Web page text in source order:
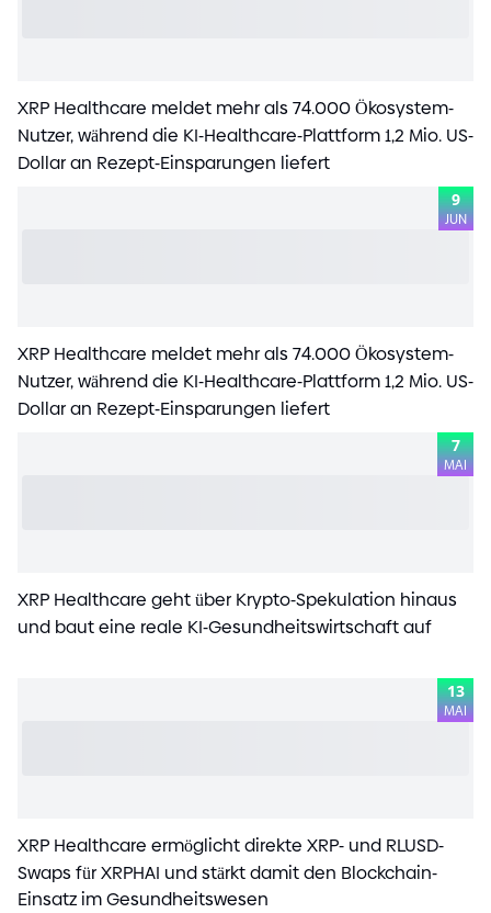
XRP Healthcare meldet mehr als 74.000 Ökosystem-
Nutzer, während die KI-Healthcare-Plattform 1,2 Mio. US-
Dollar an Rezept-Einsparungen liefert
9
JUN
XRP Healthcare meldet mehr als 74.000 Ökosystem-
Nutzer, während die KI-Healthcare-Plattform 1,2 Mio. US-
Dollar an Rezept-Einsparungen liefert
7
MAI
XRP Healthcare geht über Krypto-Spekulation hinaus
und baut eine reale KI-Gesundheitswirtschaft auf
13
MAI
XRP Healthcare ermöglicht direkte XRP- und RLUSD-
Swaps für XRPHAI und stärkt damit den Blockchain-
Einsatz im Gesundheitswesen